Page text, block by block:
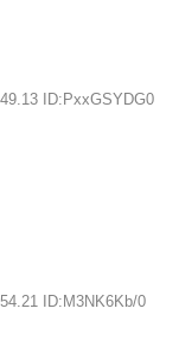
ID:PxxGSYDG0
ID:M3NK6Kb/0